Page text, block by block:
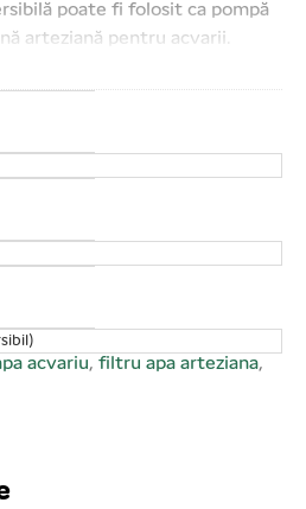
poate fi folosit ca pompă
arteziană pentru acvarii.
de apă ridicată: 2. 5 metri.
și sărată. Motor electric
excelente în lucrul cu apă.
cu ajutorul ventuzelor.
de utilizat și curățat.
Debit maxim: 1500 L/H. Total
este interzis punerea în
de gripare! La alegerea
că debitul maxim de apă
cu înălțimea coloanei de apă.
de apă ridicate debitul
acvariu, filtru apa arteziana,